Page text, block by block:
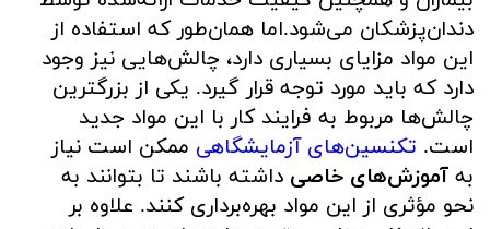
دندان‌پزشکان می‌شود.اما همان‌طور که استفاده از
این مواد مزایای بسیاری دارد، چالش‌هایی نیز وجود
دارد که باید مورد توجه قرار گیرد. یکی از بزرگترین
چالش‌ها مربوط به فرایند کار با این مواد جدید
است. تکنسین‌های آزمایشگاهی ممکن است نیاز
به آموزش‌های خاصی داشته باشند تا بتوانند به
نحو مؤثری از این مواد بهره‌برداری کنند. علاوه بر